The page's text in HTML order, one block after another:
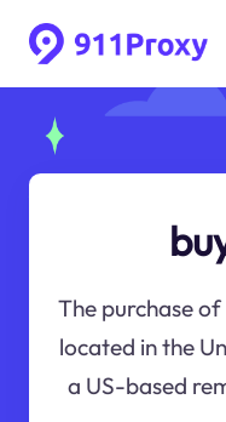
The purchase
located in the
a US-based